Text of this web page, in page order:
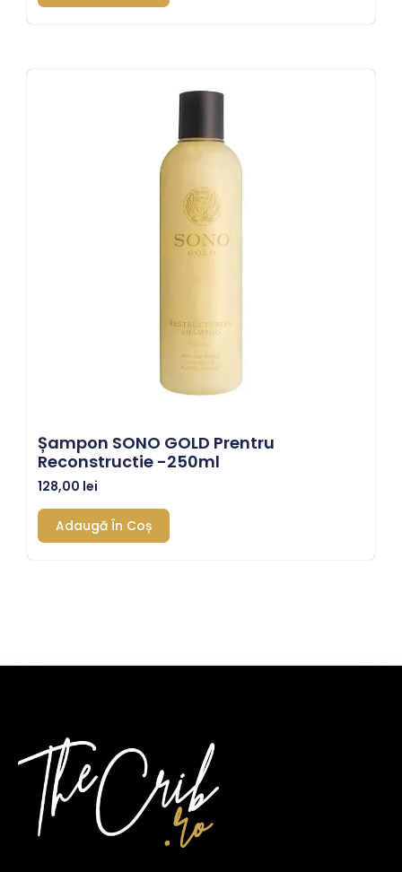
Șampon SONO GOLD Prentru
Reconstructie -250ml
128,00 lei
Adaugă În Coș